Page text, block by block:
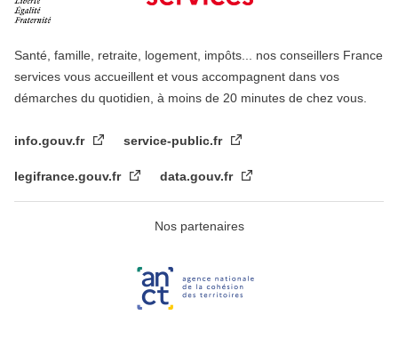
Santé, famille, retraite, logement, impôts... nos conseillers France
services vous accueillent et vous accompagnent dans vos
démarches du quotidien, à moins de 20 minutes de chez vous.
info.gouv.fr service-public.fr
legifrance.gouv.fr data.gouv.fr
Nos partenaires